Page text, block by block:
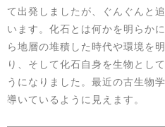
て出発しましたが、ぐんぐんと
います。化石とは何かを明らか
ら地層の堆積した時代や環境を
り、そして化石自身を生物とし
うになりました。最近の古生物
導いているように見えます。